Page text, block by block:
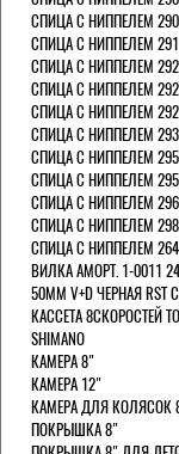
СПИЦА С НИППЕЛЕМ
СПИЦА С НИППЕЛЕМ
СПИЦА С НИППЕЛЕМ
СПИЦА С НИППЕЛЕМ
СПИЦА С НИППЕЛЕМ
СПИЦА С НИППЕЛЕМ
СПИЦА С НИППЕЛЕМ
СПИЦА С НИППЕЛЕМ
СПИЦА С НИППЕЛЕМ
СПИЦА С НИППЕЛЕМ
СПИЦА С НИППЕЛЕМ
ВИЛКА АМОРТ. 1-0011
50ММ V+D ЧЕРНАЯ RST
КАССЕТА 8СКОРОСТЕЙ
SHIMANO
КАМЕРА 8"
КАМЕРА 12"
КАМЕРА ДЛЯ КОЛЯСОК
ПОКРЫШКА 8"